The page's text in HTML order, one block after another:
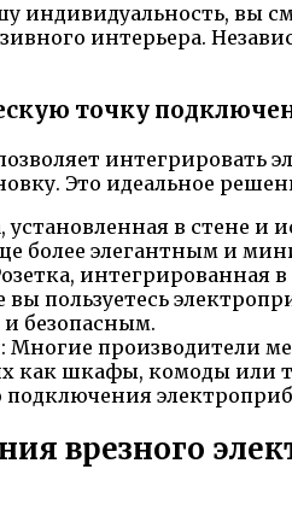
индивидуальность, вы
интерьера.
точку
интегрировать
Это идеальное
установленная в стене
более элегантным и
пользуетесь
безопасным.
производители
как шкафы, комоды или
подключения
врезного